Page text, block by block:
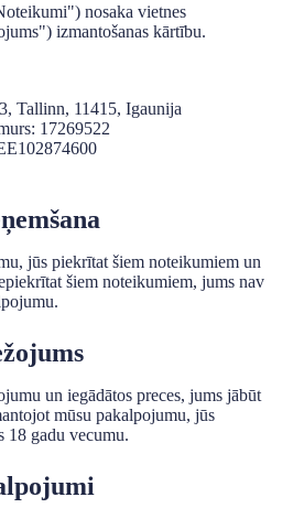
nosaka vietnes
izmantošanas kārtību.
Tallinn, 11415, Igaunija
17269522
jūs piekrītat šiem noteikumiem un
šiem noteikumiem, jums nav
un iegādātos preces, jums jābūt
mūsu pakalpojumu, jūs
18 gadu vecumu.